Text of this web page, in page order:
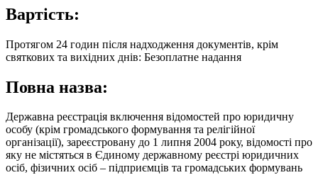
Вартість:
Протягом 24 годин після надходження документів, крім
святкових та вихідних днів: Безоплатне надання
Повна назва:
Державна реєстрація включення відомостей про юридичну
особу (крім громадського формування та релігійної
організації), зареєстровану до 1 липня 2004 року, відомості про
яку не містяться в Єдиному державному реєстрі юридичних
осіб, фізичних осіб – підприємців та громадських формувань